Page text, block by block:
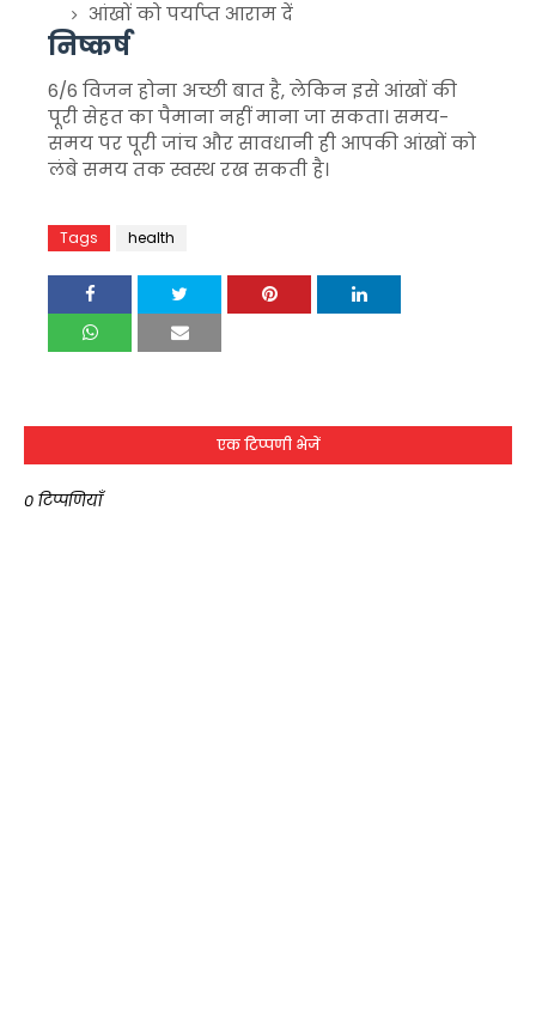
आंखों को पर्याप्त आराम दें
निष्कर्ष
6/6 विजन होना अच्छी बात है, लेकिन इसे आंखों की
पूरी सेहत का पैमाना नहीं माना जा सकता। समय-
समय पर पूरी जांच और सावधानी ही आपकी आंखों को
लंबे समय तक स्वस्थ रख सकती है।
Tags health
एक टिप्पणी भेजें
0 टिप्पणियाँ